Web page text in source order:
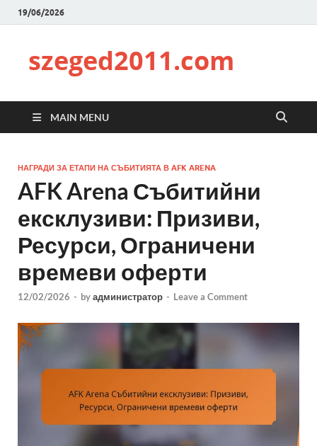
19/06/2026
szeged2011.com
MAIN MENU
НАГРАДИ ЗА ЕТАПИ НА СЪБИТИЯТА В AFK ARENA
AFK Arena Събитийни
ексклузиви: Призиви,
Ресурси, Ограничени
времеви оферти
12/02/2026 - byадминистратор - Leave a Comment